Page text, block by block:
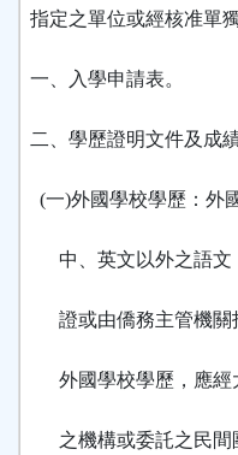
指定之單位或經核准單
一、入學申請表。
二、學歷證明文件及成
(一)外國學校學歷：外
中、英文以外之語文
證或由僑務主管機關
外國學校學歷，應經
之機構或委託之民間